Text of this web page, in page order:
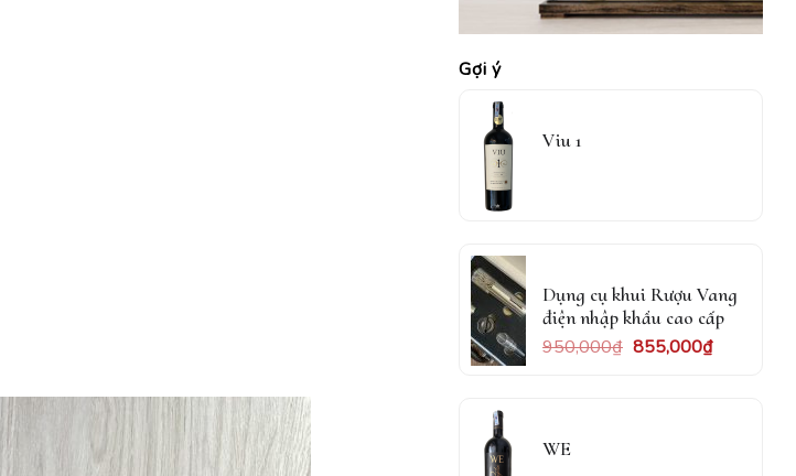
Gợi ý
Viu 1
Dụng cụ khui Rượu Vang
điện nhập khẩu cao cấp
950,000₫ 855,000₫
WE